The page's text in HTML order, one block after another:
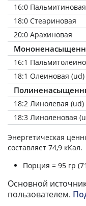
16:0 Пальмитиновая
18:0 Стеариновая
20:0 Арахиновая
16:1
18:1 Олеиновая (ud)
18:2 Линолевая (ud)
18:3 Линоленовая
Энергетическая
составляет 74,9 кКал.
Порция = 95 гр
Основной
пользователем.